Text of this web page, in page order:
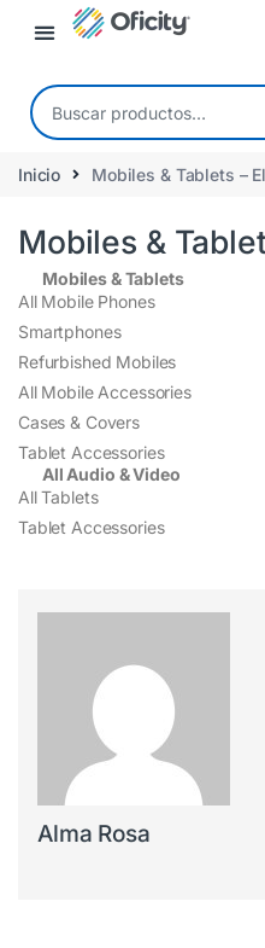
Inicio Mobiles & Tablets –
Mobiles &
Mobiles & Tablets
All Mobile Phones
Smartphones
Refurbished Mobiles
All Mobile Accessories
Cases & Covers
Tablet Accessories
All Audio & Video
All Tablets
Tablet Accessories
Alma Rosa